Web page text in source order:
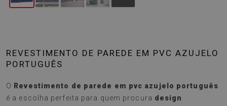
REVESTIMENTO DE PAREDE EM PVC AZUJELO
PORTUGUÊS
O Revestimento de parede em pvc azujelo português
é a escolha perfeita para quem procura design